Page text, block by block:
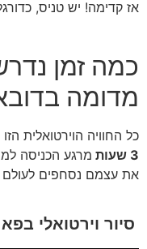
אז קדימה! יש טניס,
כמה זמן
מדומה
כל החוויה הוירטואלית
3 שעות
מרגע הכניסה
את עצמם נסחפים לעולם
סיור וירטואלי